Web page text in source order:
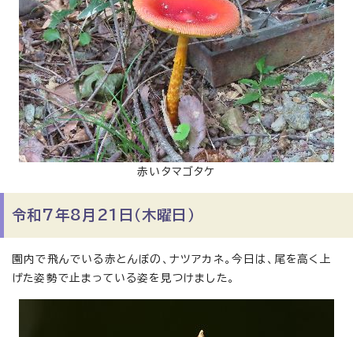
赤いタマゴタケ
令和7年8月21日（木曜日）
園内で飛んでいる赤とんぼの、ナツアカネ。今日は、尾を高く上
げた姿勢で止まっている姿を見つけました。